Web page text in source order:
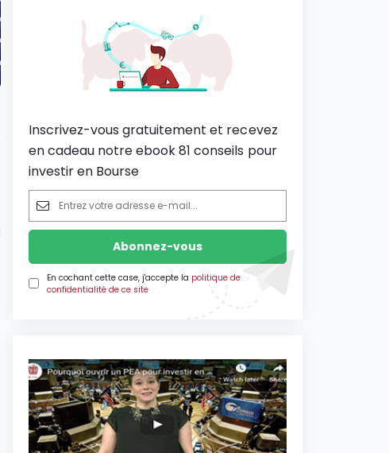
Inscrivez-vous gratuitement et recevez
en cadeau notre ebook 81 conseils pour
investir en Bourse
En cochant cette case, j'accepte la politique de
confidentialité de ce site